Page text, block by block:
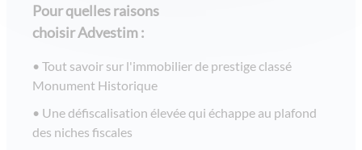
loi pinel lille
dispositif fiscal bouvard
defiscalisation immobilier
investissement pinel
Pour quelles raisons
choisir Advestim :
Tout savoir sur l'immobilier de prestige classé
Monument Historique
Une défiscalisation élevée qui échappe au plafond
des niches fiscales